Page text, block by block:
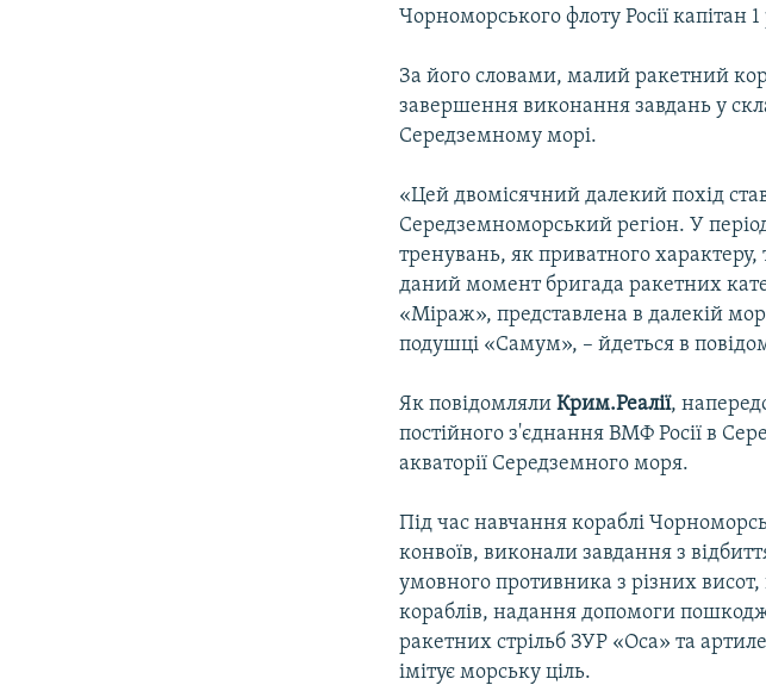
Чорноморського флоту Росії капітан
За його словами, малий ракетний
завершення виконання завдань у
Середземному морі.
«Цей двомісячний далекий похід
Середземноморський регіон. У
тренувань, як приватного характеру,
даний момент бригада ракетних
«Міраж», представлена в далекій
подушці «Самум», – йдеться в
Як повідомлялиКрим.Реалії,
постійного з'єднання ВМФ Росії в
акваторії Середземного моря.
Під час навчання кораблі
конвоїв, виконали завдання з
умовного противника з різних
кораблів, надання допомоги
ракетних стрільб ЗУР «Оса» та
імітує морську ціль.